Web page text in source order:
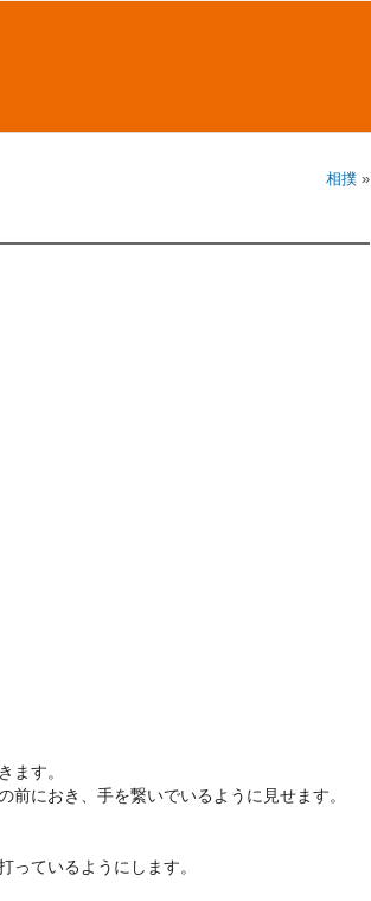
相撲»
ます。
におき、手を繋いでいるように見せます。
っているようにします。